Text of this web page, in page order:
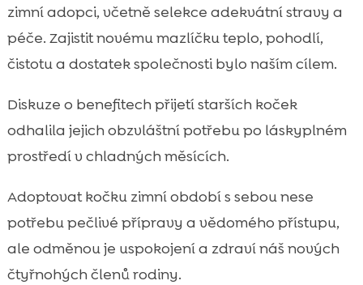
zimní adopci, včetně selekce adekvátní stravy a
péče. Zajistit novému mazlíčku teplo, pohodlí,
čistotu a dostatek společnosti bylo naším cílem.
Diskuze o benefitech přijetí starších koček
odhalila jejich obzvláštní potřebu po láskyplném
prostředí v chladných měsících.
Adoptovat kočku zimní období s sebou nese
potřebu pečlivé přípravy a vědomého přístupu,
ale odměnou je uspokojení a zdraví náš nových
čtyřnohých členů rodiny.